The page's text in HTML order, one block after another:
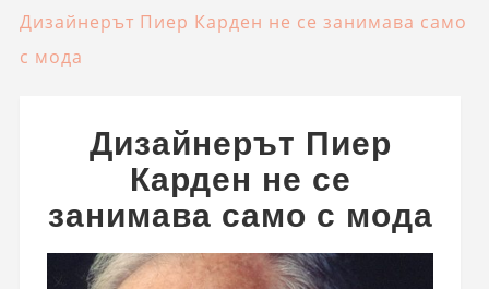
Дизайнерът Пиер Карден не се занимава само
с мода
Дизайнерът Пиер
Карден не се
занимава само с мода